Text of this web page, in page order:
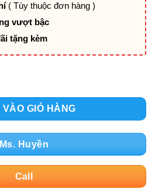
( Tùy thuộc đơn hàng )
vượt bậc
tặng kèm
Silicon Chân Sắt Sơn Tĩnh Điện số
VÀO GIỎ HÀNG
Ms. Huyền
Call